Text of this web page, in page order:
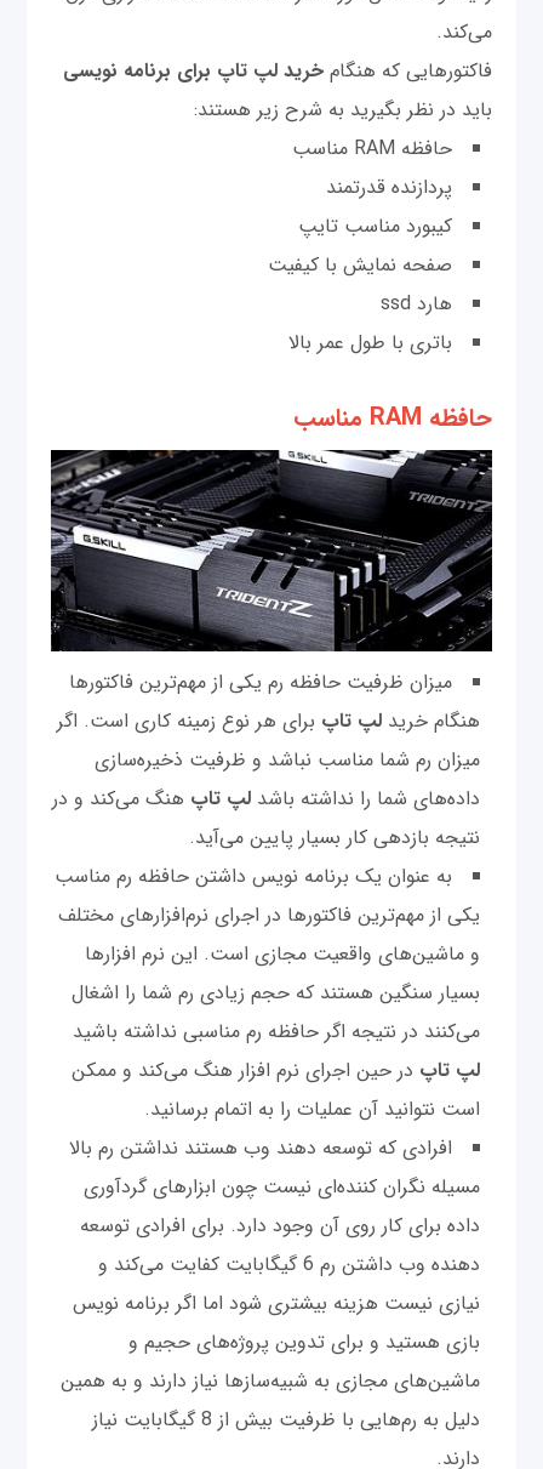
می‌کند.
فاکتورهایی که هنگامخرید لپ تاپ برای برنامه نویسی
باید در نظر بگیرید به شرح زیر هستند:
حافظه RAM مناسب
پردازنده قدرتمند
کیبورد مناسب تایپ
صفحه نمایش با کیفیت
هارد ssd
باتری با طول عمر بالا
حافظه RAM مناسب
میزان ظرفیت حافظه رم یکی از مهم‌ترین فاکتورها
هنگام خریدلپ تاپ برای هر نوع زمینه کاری است. اگر
میزان رم شما مناسب نباشد و ظرفیت ذخیره‌سازی
داده‌های شما را نداشته باشد لپ تاپ هنگ می‌کند و در
نتیجه بازدهی کار بسیار پایین می‌آید.
به عنوان یک برنامه نویس داشتن حافظه رم مناسب
یکی از مهم‌ترین فاکتورها در اجرای نرم‌افزارهای مختلف
و ماشین‌های واقعیت مجازی است. این نرم افزارها
بسیار سنگین هستند که حجم زیادی رم شما را اشغال
می‌کنند در نتیجه اگر حافظه رم مناسبی نداشته باشید
لپ تاپ در حین اجرای نرم افزار هنگ می‌کند و ممکن
است نتوانید آن عملیات را به اتمام برسانید.
افرادی که توسعه دهند وب هستند نداشتن رم بالا
مسيله نگران کننده‌ای نیست چون ابزارهای گردآوری
داده برای کار روی آن وجود دارد. برای افرادی توسعه
دهنده وب داشتن رم 6 گیگابایت کفایت می‌کند و
نیازی نیست هزینه بیشتری شود اما اگر برنامه نویس
بازی هستید و برای تدوین پروژه‌های حجیم و
ماشین‌های مجازی به شبیه‌سازها نیاز دارند و به همین
دلیل به رم‌هایی با ظرفیت بیش از 8 گیگابایت نیاز
دارند.